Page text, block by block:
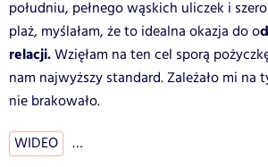
południu, pełnego wąskich uliczek i
plaż, myślałam, że to idealna okazja do o
relacji.Wzięłam na ten cel sporą
nam najwyższy standard. Zależało mi na
nie brakowało.
WIDEO …